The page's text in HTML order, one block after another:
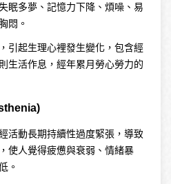
眠多夢、記憶力下降、煩噪、易
悶。
引起生理心裡發生變化，包含經
生活作息，經年累月勞心勞力的
活動長期持續性過度緊張，導致
使人覺得疲憊與衰弱、情緒暴
。